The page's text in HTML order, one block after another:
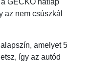
az nem csúszkál
amelyet 5
így az autód